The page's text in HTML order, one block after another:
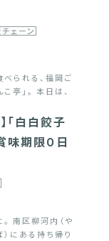
ェーン
べられる、福岡ご
亭」。 本日は、
「白白餃子
味期限０日
南区柳河内（や
にある持ち帰り